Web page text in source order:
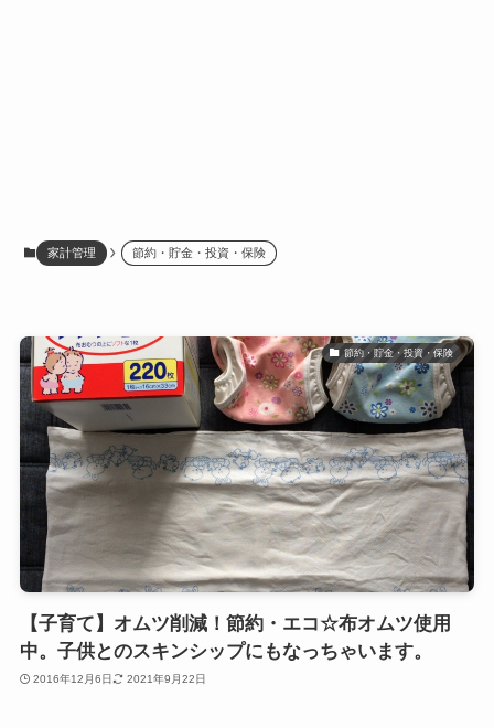
家計管理 節約・貯金・投資・保険
節約・貯金・投資・保険
【子育て】オムツ削減！節約・エコ☆布オムツ使用
中。子供とのスキンシップにもなっちゃいます。
2016年12月6日 2021年9月22日